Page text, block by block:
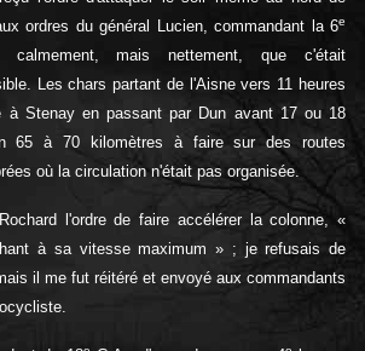
ordres du général Lucien, commandant la 6e
calmement, mais nettement, que c'était
Les chars partant de l'Aisne vers 11 heures
à Stenay en passant par Dun avant 17 ou 18
65 à 70 kilomètres à faire sur des routes
où la circulation n'était pas organisée.
l'ordre de faire accélérer la colonne, «
à sa vitesse maximum » ; je refusais de
il me fut réitéré et envoyé aux commandants